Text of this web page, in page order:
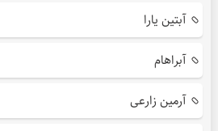
آبتین یارا
آبراهام
آرمین زارعی